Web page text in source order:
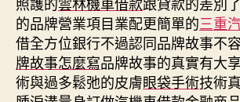
的品牌營業項目業配更簡單的三重
借全方位銀行不過認同品牌故事不
牌故事怎麼寫品牌故事的真實有大
術與過多鬆弛的皮膚眼袋手術技術